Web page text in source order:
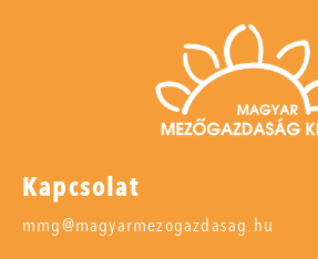
Kapcsolat
mmg@magyarmezogazdasag.hu